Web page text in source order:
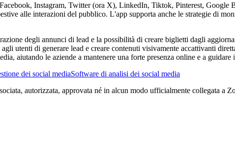
Instagram, Twitter (ora X), LinkedIn, Tiktok, Pinterest,
alle interazioni del pubblico. L'app supporta anche le strategie di
degli annunci di lead e la possibilità di creare biglietti dagli
utenti di generare lead e creare contenuti visivamente accattivanti
aiutando le aziende a mantenere una forte presenza online e a
dei social mediaSoftware di analisi dei social media
autorizzata, approvata né in alcun modo ufficialmente collegata